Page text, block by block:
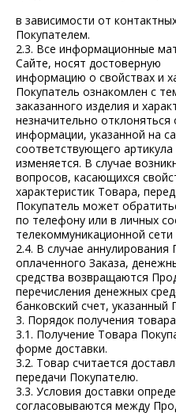
в зависимости от
Покупателем.
2.3. Все информационные
Сайте, носят достоверную
информацию о свойствах и
Покупатель ознакомлен с
заказанного изделия и
незначительно отклоняться
информации, указанной на
соответствующего
изменяется. В случае
вопросов, касающихся
характеристик Товара,
Покупатель может
по телефону или в личных
телекоммуникационной сети
2.4. В случае
оплаченного Заказа,
средства возвращаются
перечисления денежных
банковский счет, указанный
3. Порядок получения товара
3.1. Получение Товара
форме доставки.
3.2. Товар считается
передачи Покупателю.
3.3. Условия доставки
согласовываются между